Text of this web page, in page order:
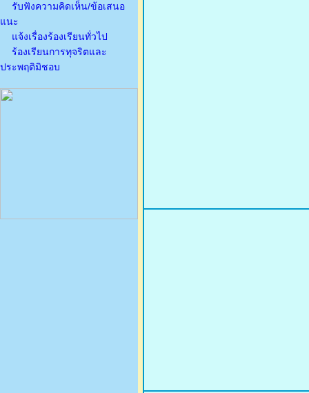
รับฟังความคิดเห็น/ข้อเสนอ
แนะ
แจ้งเรื่องร้องเรียนทั่วไป
ร้องเรียนการทุจริตและ
ประพฤติมิชอบ